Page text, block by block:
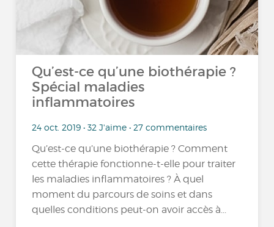
Qu’est-ce qu’une biothérapie ?
Spécial maladies
inflammatoires
24 oct. 2019 • 32 J'aime • 27 commentaires
Qu’est-ce qu’une biothérapie ? Comment
cette thérapie fonctionne-t-elle pour traiter
les maladies inflammatoires ? À quel
moment du parcours de soins et dans
quelles conditions peut-on avoir accès à...